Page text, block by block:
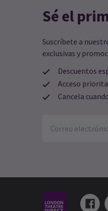
Sé el
Suscríbete a
exclusivas y
Descuentos
Acceso
Cancela